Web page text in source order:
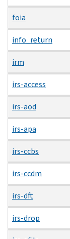
foia
info_return
irm
irs-access
irs-aod
irs-apa
irs-ccbs
irs-ccdm
irs-dft
irs-drop